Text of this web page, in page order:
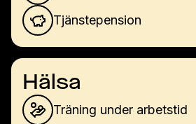
Tjänstepension
Hälsa
Träning under arbetstid